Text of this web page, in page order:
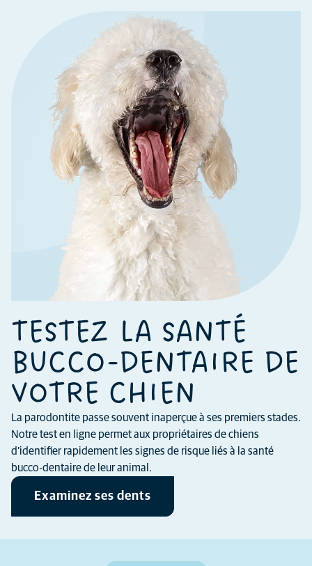
TESTEZ LA SANTÉ
BUCCO-DENTAIRE DE
VOTRE CHIEN
La parodontite passe souvent inaperçue à ses premiers stades.
Notre test en ligne permet aux propriétaires de chiens
d’identifier rapidement les signes de risque liés à la santé
bucco-dentaire de leur animal.
Examinez ses dents